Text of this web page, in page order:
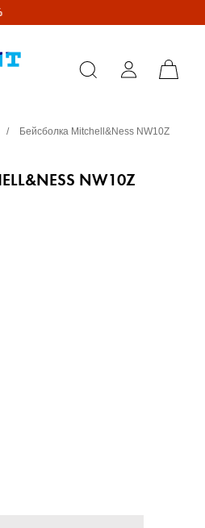
/
Бейсболка Mitchell&Ness NW10Z
NW10Z